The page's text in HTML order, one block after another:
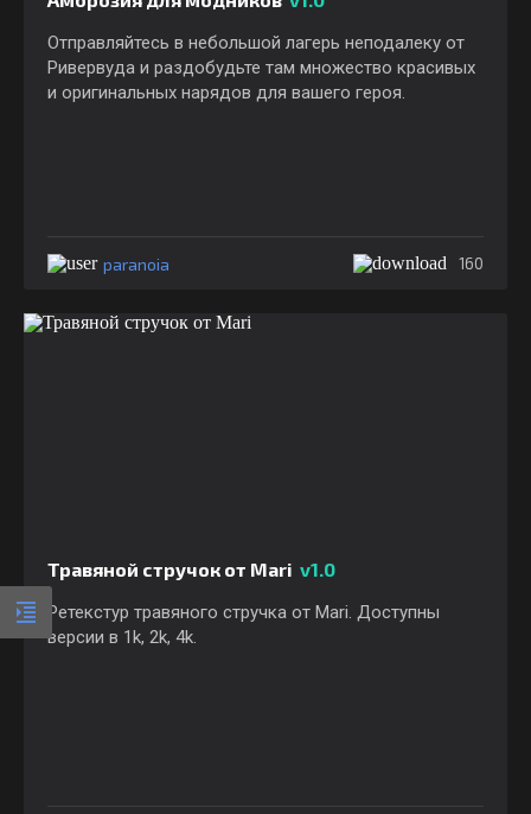
Отправляйтесь в небольшой лагерь неподалеку от
Ривервуда и раздобудьте там множество красивых
и оригинальных нарядов для вашего героя.
paranoia 160
Травяной стручок от Mari v1.0
Ретекстур травяного стручка от Mari. Доступны
версии в 1k, 2k, 4k.